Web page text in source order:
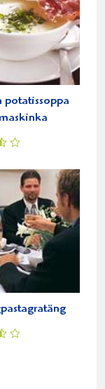
potatissoppa